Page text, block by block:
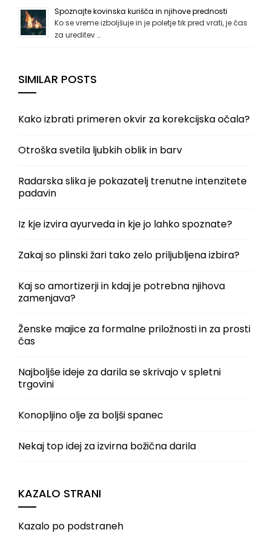
Spoznajte kovinska kurišča in njihove prednosti
Ko se vreme izboljšuje in je poletje tik pred vrati, je čas
za ureditev …
SIMILAR POSTS
Kako izbrati primeren okvir za korekcijska očala?
Otroška svetila ljubkih oblik in barv
Radarska slika je pokazatelj trenutne intenzitete
padavin
Iz kje izvira ayurveda in kje jo lahko spoznate?
Zakaj so plinski žari tako zelo priljubljena izbira?
Kaj so amortizerji in kdaj je potrebna njihova
zamenjava?
Ženske majice za formalne priložnosti in za prosti
čas
Najboljše ideje za darila se skrivajo v spletni
trgovini
Konopljino olje za boljši spanec
Nekaj top idej za izvirna božična darila
KAZALO STRANI
Kazalo po podstraneh